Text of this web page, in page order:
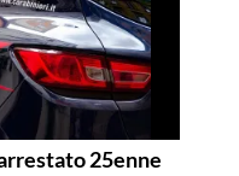
25enne